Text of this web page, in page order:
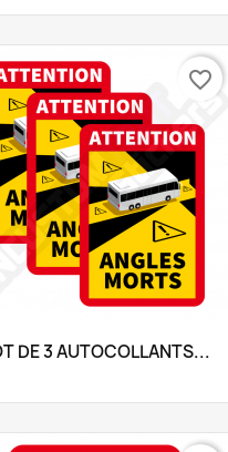
DE 3 AUTOCOLLANTS...
favorite_border